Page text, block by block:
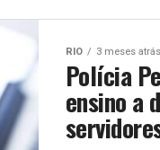
RIO 3 meses atrás
Polícia
ensino a